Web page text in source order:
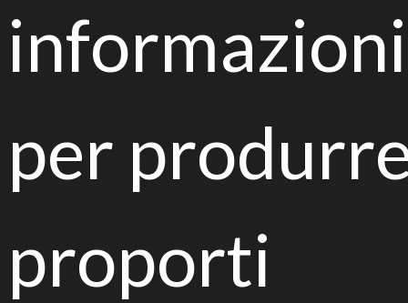
Funghi e batteri alleati del biorisanamento
informazioni
per
proporti